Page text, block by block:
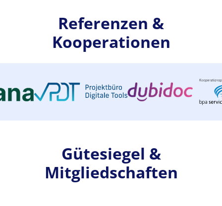
Referenzen &
Kooperationen
Gütesiegel &
Mitgliedschaften